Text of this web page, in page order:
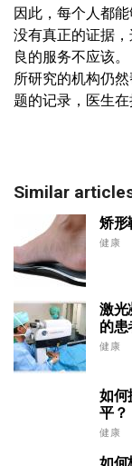
因此，每个人都
没有真正的证据
良的服务不应该
所研究的机构仍
题的记录，医生在
Similar
矫形
健康
激光
的患
健康
如何
平？
健康